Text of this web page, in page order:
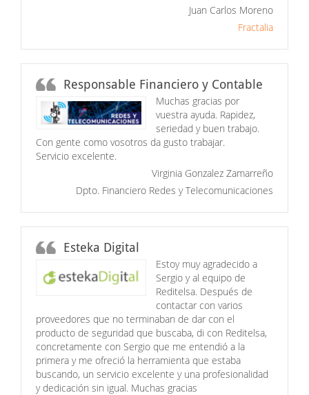
Juan Carlos Moreno
Fractalia
Responsable Financiero y Contable
Muchas gracias por
vuestra ayuda. Rapidez,
seriedad y buen trabajo.
Con gente como vosotros da gusto trabajar.
Servicio excelente.
Virginia Gonzalez Zamarreño
Dpto. Financiero Redes y Telecomunicaciones
Esteka Digital
Estoy muy agradecido a
Sergio y al equipo de
Reditelsa. Después de
contactar con varios
proveedores que no terminaban de dar con el
producto de seguridad que buscaba, di con Reditelsa,
concretamente con Sergio que me entendió a la
primera y me ofreció la herramienta que estaba
buscando, un servicio excelente y una profesionalidad
y dedicación sin igual. Muchas gracias